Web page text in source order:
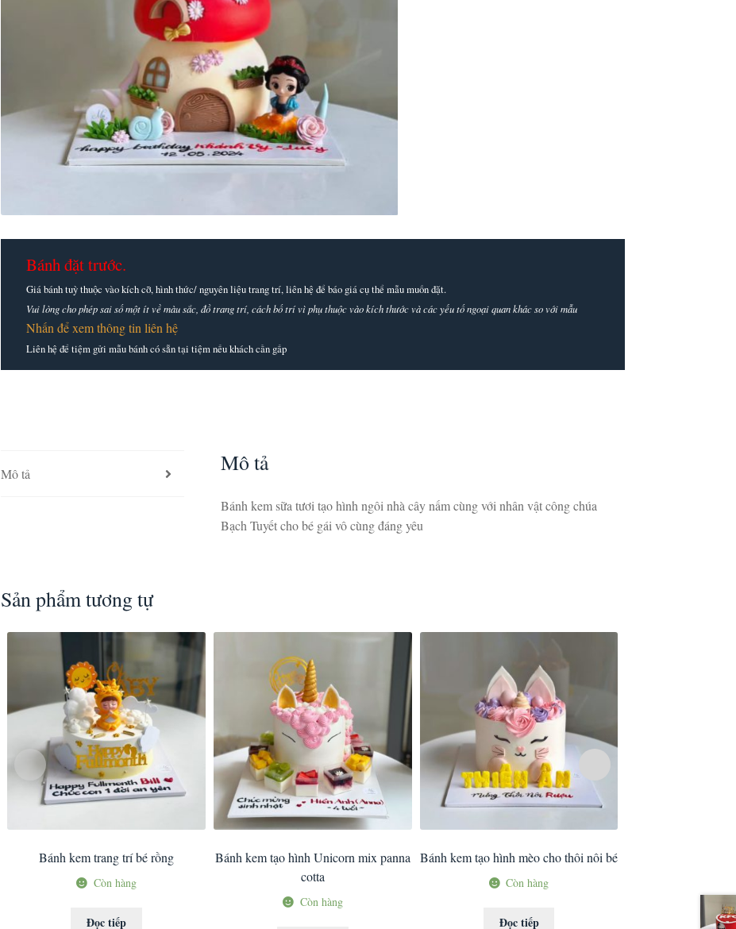
Bánh đặt trước.
Giá bánh tuỳ thuộc vào kích cỡ, hình thức/ nguyên liệu trang trí, liên hệ để báo giá cụ thể mẫu muốn đặt.
Vui lòng cho phép sai số một ít về màu sắc, đồ trang trí, cách bố trí vì phụ thuộc vào kích thước và các yếu tố ngoại quan khác so với mẫu
Nhấn để xem thông tin liên hệ
Liên hệ để tiệm gửi mẫu bánh có sẵn tại tiệm nếu khách cần gấp
Mô tả Mô tả
Bánh kem sữa tươi tạo hình ngôi nhà cây nấm cùng với nhân vật công chúa
Bạch Tuyết cho bé gái vô cùng đáng yêu
Sản phẩm tương tự
Bánh kem trang trí bé rồng
Còn hàng
Đọc tiếp
Bánh kem tạo hình Unicorn mix panna
cotta
Còn hàng
Bánh kem tạo hình mèo cho thôi nôi bé
Còn hàng
Đọc tiếp